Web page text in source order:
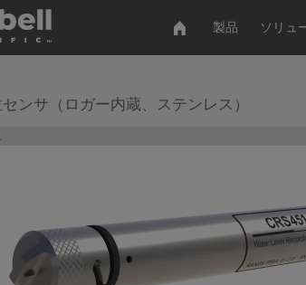
製品 ソリュ
ンサ（ロガー内蔵、ステンレス）